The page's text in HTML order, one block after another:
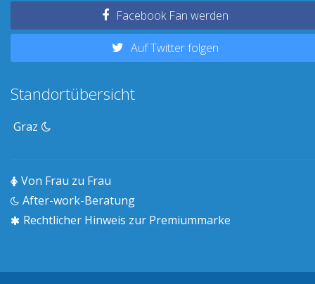
Facebook Fan werden
Auf Twitter folgen
Standortübersicht
Graz
Von Frau zu Frau
After-work-Beratung
Rechtlicher Hinweis zur Premiummarke